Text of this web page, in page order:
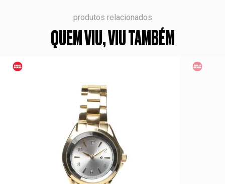
produtos relacionados
QUEM VIU, VIU TAMBÉM